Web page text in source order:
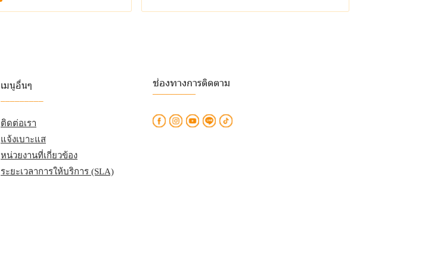
เมนูอื่นๆ
ติดต่อเรา
แจ้งเบาะแส
หน่วยงานที่เกี่ยวข้อง
ระยะเวลาการให้บริการ (SLA)
ช่องทางการติดตาม